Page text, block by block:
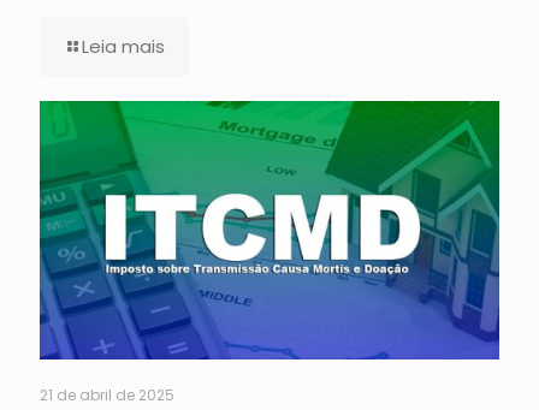
Leia mais
21 de abril de 2025